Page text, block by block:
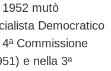
mutò
Democratico
Commissione
e nella 3ª